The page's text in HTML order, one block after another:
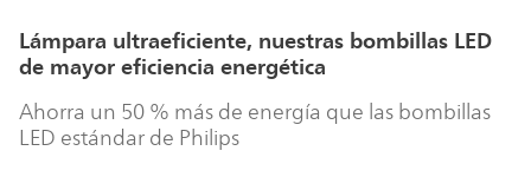
Lámpara ultraeficiente, nuestras bombillas LED
de mayor eficiencia energética
Ahorra un 50 % más de energía que las bombillas
LED estándar de Philips